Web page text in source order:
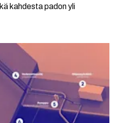
kahdesta padon yli